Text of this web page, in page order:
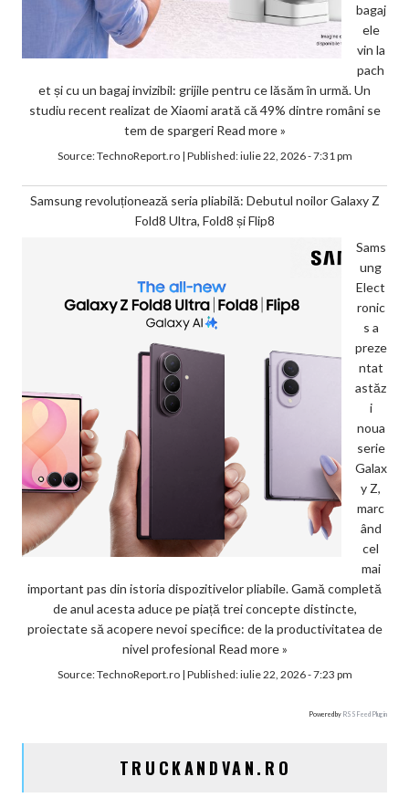
bagaj
ele
vin la
pach
et și cu un bagaj invizibil: grijile pentru ce lăsăm în urmă. Un
studiu recent realizat de Xiaomi arată că 49% dintre români se
tem de spargeri Read more »
Source:TechnoReport.ro| Published:iulie 22, 2026 - 7:31 pm
Samsung revoluționează seria pliabilă: Debutul noilor Galaxy Z
Fold8 Ultra, Fold8 și Flip8
Sams
ung
Elect
ronic
s a
preze
ntat
astăz
i
noua
serie
Galax
y Z,
marc
ând
cel
mai
important pas din istoria dispozitivelor pliabile. Gamă completă
de anul acesta aduce pe piață trei concepte distincte,
proiectate să acopere nevoi specifice: de la productivitatea de
nivel profesional Read more »
Source:TechnoReport.ro| Published:iulie 22, 2026 - 7:23 pm
Powered by RSS Feed Plugin
TRUCKANDVAN.RO